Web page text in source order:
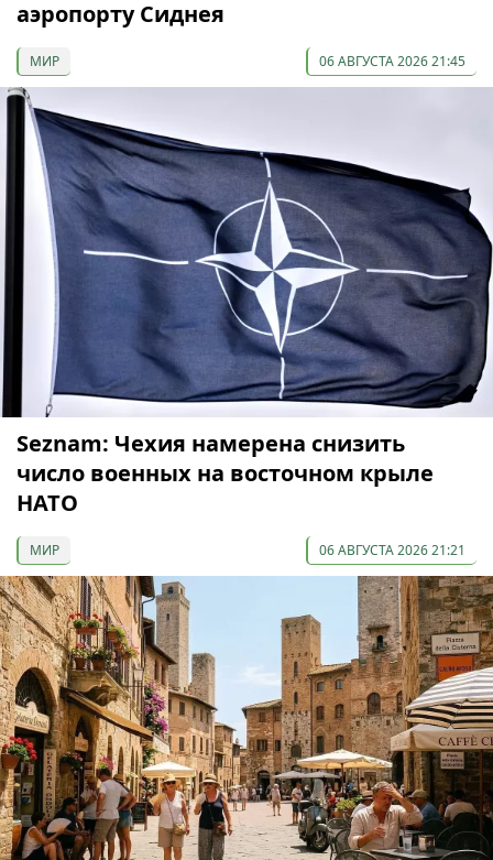
аэропорту Сиднея
МИР 06 АВГУСТА 2026 21:45
Seznam: Чехия намерена снизить
число военных на восточном крыле
НАТО
МИР 06 АВГУСТА 2026 21:21